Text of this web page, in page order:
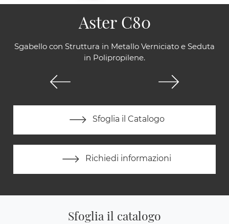
Sgabello con Struttura in Metallo Verniciato e Seduta
in Polipropilene.
Sfoglia il Catalogo
Richiedi informazioni
Aster C80
Sfoglia il catalogo